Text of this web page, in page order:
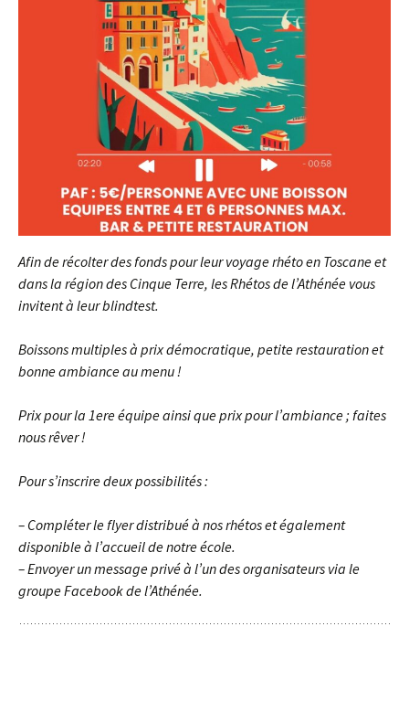
Afin de récolter des fonds pour leur voyage rhéto en Toscane et
dans la région des Cinque Terre, les Rhétos de l’Athénée vous
invitent à leur blindtest.
Boissons multiples à prix démocratique, petite restauration et
bonne ambiance au menu !
Prix pour la 1ere équipe ainsi que prix pour l’ambiance ; faites
nous rêver !
Pour s’inscrire deux possibilités :
– Compléter le flyer distribué à nos rhétos et également
disponible à l’accueil de notre école.
– Envoyer un message privé à l’un des organisateurs via le
groupe Facebook de l’Athénée.